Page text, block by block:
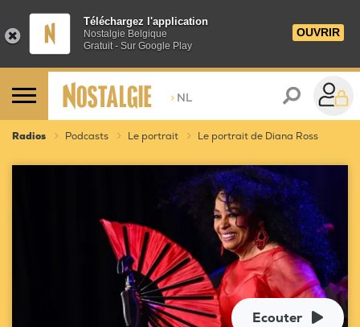
Téléchargez l'application
Nostalgie Belgique
Gratuit - Sur Google Play
OUVRIR
> NL
Radios Podcasts Le portrait Le portrait de Diana Ross
Ecouter